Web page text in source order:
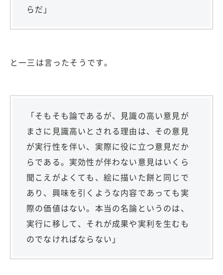
らだ」
と一三は言ったそうです。
「そもそも論であるが、見識の高い意見が
まさに見識高いとされる理由は、その意見
が実行性を伴い、実際に役に立つ意見だか
らである。実効性が伴わない意見はいくら
聞こえがよくても、絵に描いた餅と同じで
あり、興味を引くような内容であっても実
際の価値はない。本当の名論というのは、
実行に移して、それが成果や実利を生むも
のでなければならない」